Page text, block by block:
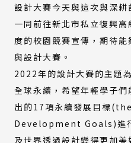
設計大賽今天與這次與深
一同前往新北市私立復興
度的校園競賽宣傳，期待
與設計大賽。
2022年的設計大賽的主題
全球永續，希望年輕學子
出的17項永續發展目標
Development Goals)進
及世界透過設計變得更加美